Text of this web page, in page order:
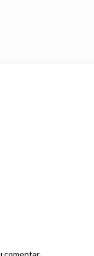
comentar.